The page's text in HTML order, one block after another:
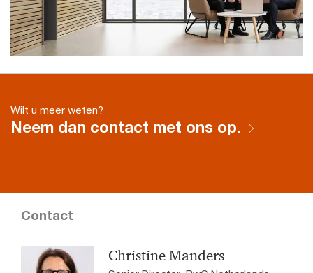
Wilt u meer weten?
Neem dan contact met ons op.
Contact
Christine Manders